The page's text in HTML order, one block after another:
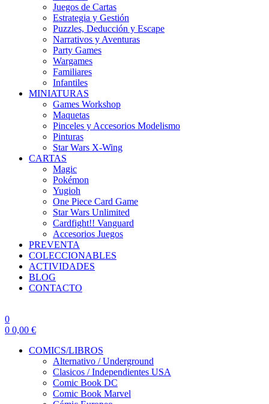
Juegos de Cartas
Estrategia y Gestión
Puzzles, Deducción y Escape
Narrativos y Aventuras
Party Games
Wargames
Familiares
Infantiles
MINIATURAS
Games Workshop
Maquetas
Pinceles y Accesorios Modelismo
Pinturas
Star Wars X-Wing
CARTAS
Magic
Pokémon
Yugioh
One Piece Card Game
Star Wars Unlimited
Cardfight!! Vanguard
Accesorios Juegos
PREVENTA
COLECCIONABLES
ACTIVIDADES
BLOG
CONTACTO
0
0 0,00 €
COMICS/LIBROS
Alternativo / Underground
Clasicos / Independientes USA
Comic Book DC
Comic Book Marvel